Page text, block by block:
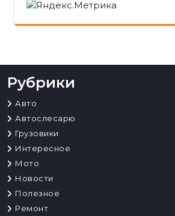
Рубрики
Авто
Автослесарю
Грузовики
Интересное
Мото
Новости
Полезное
Ремонт